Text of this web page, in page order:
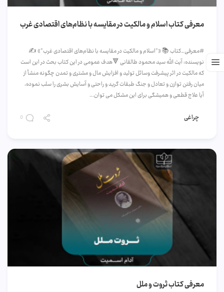
معرفی کتاب اسلام و مالکیت در مقایسه با نظام‌های اقتصادی غرب
#معرفی_کتاب 📚 «*اسلام و مالکیت در مقایسه با نظام‌های اقتصادی غرب*» ✍️
نویسنده: آیت الله سید محمود طالقانی 🔻هدف عمومی در این کتاب بحث در این است
که مالکیت در اثر پیشرفت وسائل تولید و افزایش مال و مشتری و تمدن چگونه منشأ از
میان رفتن توازن و تعادل و جنگ طبقات گرید و راحتی و آسایش بشری را سلب نموده،
آیا علاج قطعی و همیشگی برای این مشکل می توان...
چراغی 0
معرفی کتاب ثروت و ملل